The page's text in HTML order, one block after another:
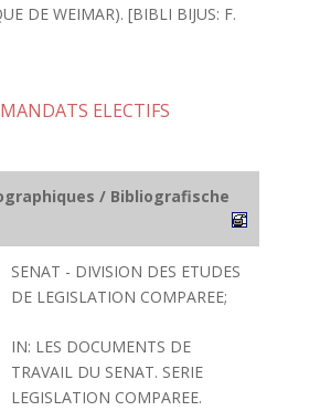
DE WEIMAR). [BIBLI BIJUS: F.
ELECTIFS
/ Bibliografische
SENAT - DIVISION DES ETUDES
DE LEGISLATION COMPAREE;
IN: LES DOCUMENTS DE
TRAVAIL DU SENAT. SERIE
LEGISLATION COMPAREE.